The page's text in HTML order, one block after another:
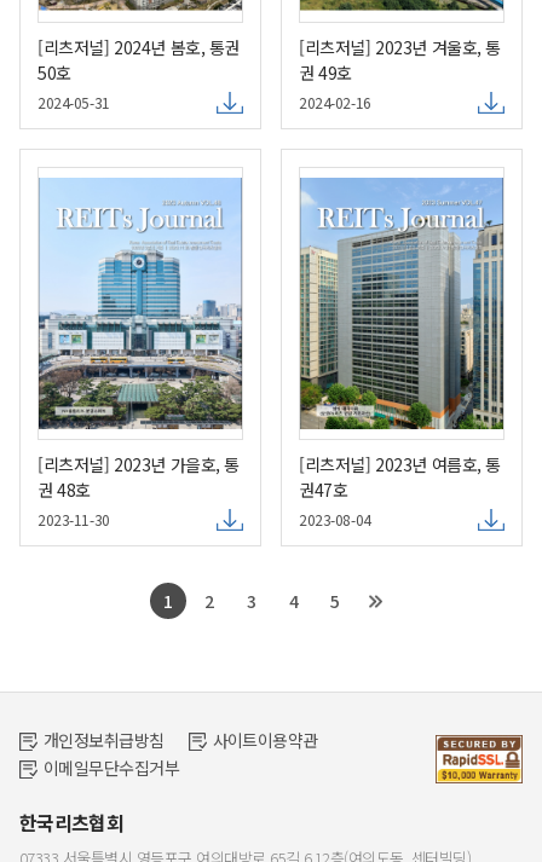
[리츠저널] 2024년 봄호, 통권
50호
2024-05-31
[리츠저널] 2023년 겨울호, 통
권 49호
2024-02-16
[리츠저널] 2023년 가을호, 통
권 48호
2023-11-30
[리츠저널] 2023년 여름호, 통
권47호
2023-08-04
1 2 3 4 5
개인정보취급방침
사이트이용약관
이메일무단수집거부
한국리츠협회